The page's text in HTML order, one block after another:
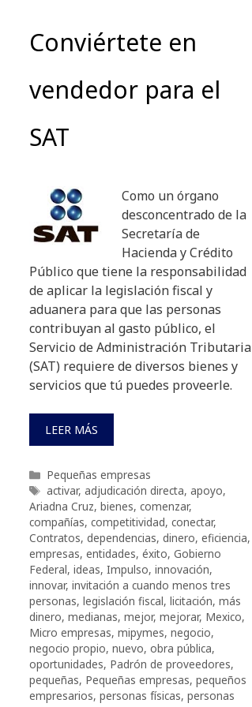
Conviértete en
vendedor para el
SAT
Como un órgano
desconcentrado de la
Secretaría de
Hacienda y Crédito
Público que tiene la responsabilidad
de aplicar la legislación fiscal y
aduanera para que las personas
contribuyan al gasto público, el
Servicio de Administración Tributaria
(SAT) requiere de diversos bienes y
servicios que tú puedes proveerle.
LEER MÁS
Categorías
Pequeñas empresas
Etiquetas
activar, adjudicación directa, apoyo,
Ariadna Cruz, bienes, comenzar,
compañías, competitividad, conectar,
Contratos, dependencias, dinero, eficiencia,
empresas, entidades, éxito, Gobierno
Federal, ideas, Impulso, innovación,
innovar, invitación a cuando menos tres
personas, legislación fiscal, licitación, más
dinero, medianas, mejor, mejorar, Mexico,
Micro empresas, mipymes, negocio,
negocio propio, nuevo, obra pública,
oportunidades, Padrón de proveedores,
pequeñas, Pequeñas empresas, pequeños
empresarios, personas físicas, personas